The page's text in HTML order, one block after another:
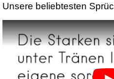
Unsere beliebtesten